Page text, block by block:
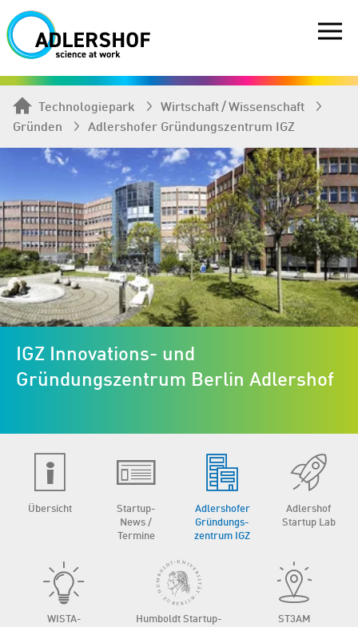
Technologiepark
Wirtschaft / Wissenschaft
Gründen
Adlershofer Gründungszentrum IGZ
IGZ Innovations- und
Gründungszentrum Berlin Adlershof
Übersicht
Startup-
News /
Termine
Adlershofer
Gründungs­
zentrum IGZ
Adlershof
Startup Lab
WISTA-
Humboldt Startup­
ST3AM